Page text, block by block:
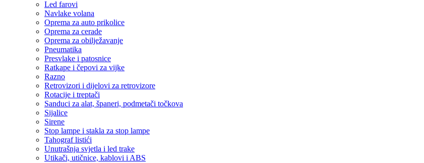
Led farovi
Navlake volana
Oprema za auto prikolice
Oprema za cerade
Oprema za obilježavanje
Pneumatika
Presvlake i patosnice
Ratkape i čepovi za vijke
Razno
Retrovizori i dijelovi za retrovizore
Rotacije i treptači
Sanduci za alat, španeri, podmetači točkova
Sijalice
Sirene
Stop lampe i stakla za stop lampe
Tahograf listići
Unutrašnja svjetla i led trake
Utikači, utičnice, kablovi i ABS